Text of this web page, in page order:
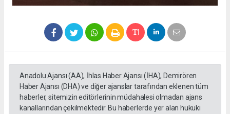
Anadolu Ajansı (AA), İhlas Haber Ajansı (İHA), Demirören
Haber Ajansı (DHA) ve diğer ajanslar tarafından eklenen tüm
haberler, sitemizin editörlerinin müdahalesi olmadan ajans
kanallarından çekilmektedir. Bu haberlerde yer alan hukuki